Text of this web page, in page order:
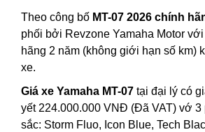
Theo công bố MT-07 2026 chính
phối bởi Revzone Yamaha Motor
hãng 2 năm (không giới hạn số km)
xe.
Giá xe Yamaha MT-07 tại đại lý có
yết 224.000.000 VNĐ (Đã VAT) vớ 3
sắc: Storm Fluo, Icon Blue, Tech